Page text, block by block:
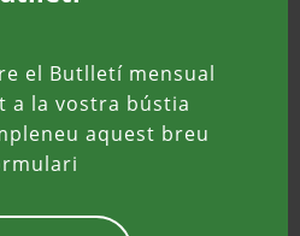
el Butlletí mensual
a la vostra bústia
aquest breu